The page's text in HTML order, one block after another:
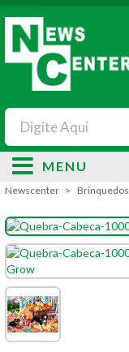
MENU
Newscenter Brinquedos